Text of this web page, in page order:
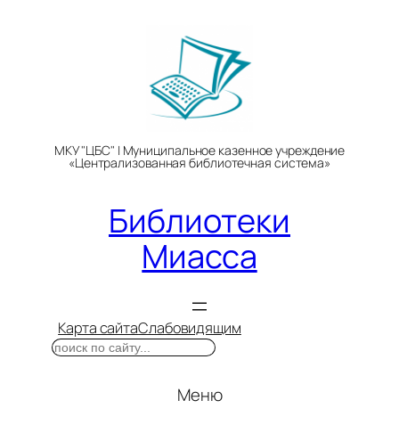
МКУ "ЦБС" | Муниципальное казенное учреждение
«Централизованная библиотечная система»
Библиотеки
Миасса
Карта сайтаСлабовидящим
Поиск
Меню